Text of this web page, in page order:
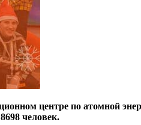
центре по атомной
человек.